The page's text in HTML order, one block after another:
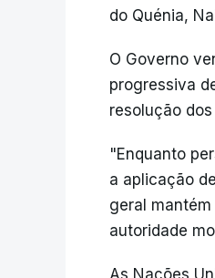
do Quénia,
O Governo
progressiva
resolução
"Enquanto
a aplicação
geral
autoridade
As Nações